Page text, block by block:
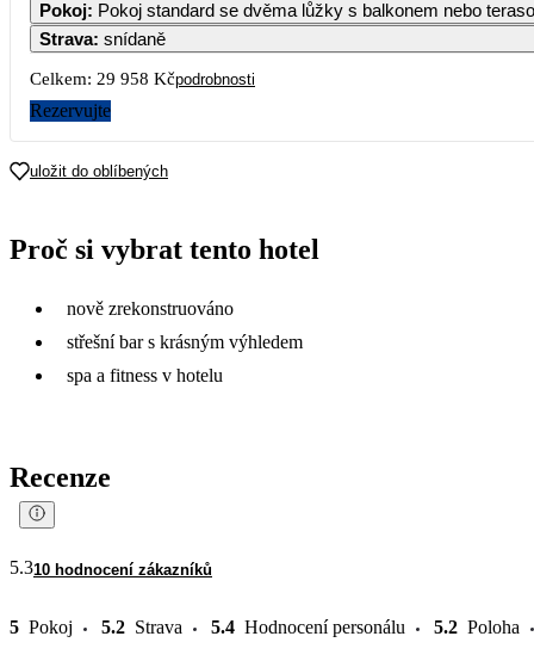
14 979
Pokoj:
Pokoj standard se dvěma lůžky s balkonem nebo
Strava: snídaně
Celkem: 29 958 Kčpodrobnosti
Rezervujte
uložit do oblíbených
Proč si vybrat tento hotel
nově zrekonstruováno
střešní bar s krásným výhledem
spa a fitness v hotelu
Recenze
5.310 hodnocení zákazníků
5 Pokoj 5.2 Strava 5.4 Hodnocení personálu 5.2 Poloha